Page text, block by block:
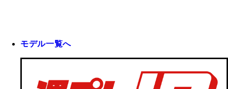
モデル一覧へ